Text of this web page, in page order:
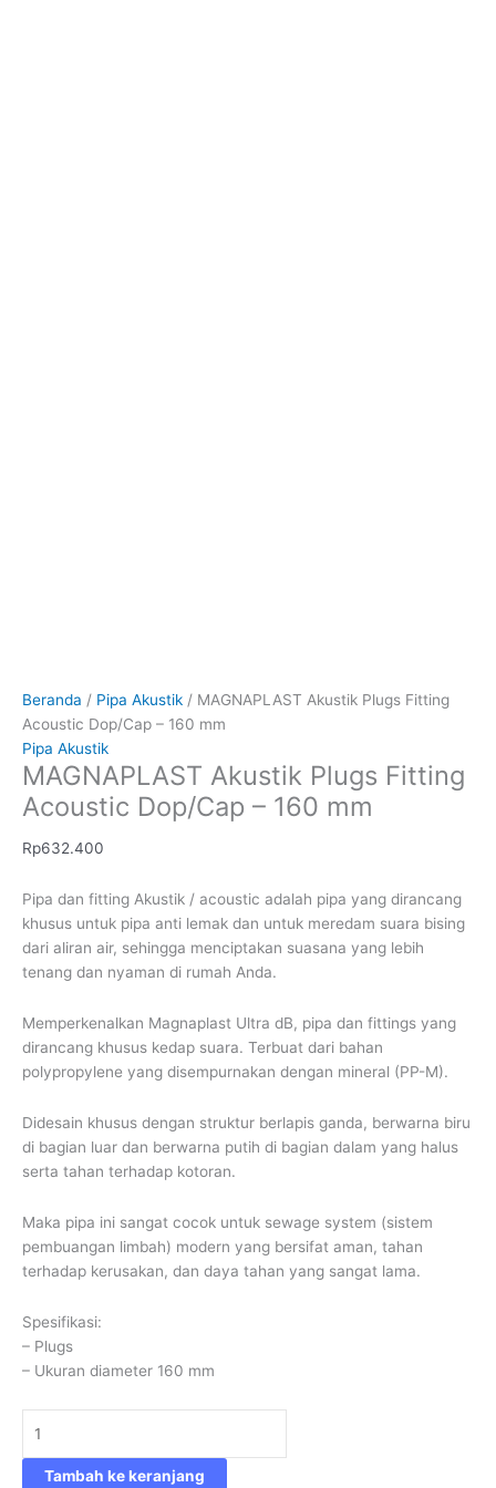
Beranda / Pipa Akustik / MAGNAPLAST Akustik Plugs Fitting
Acoustic Dop/Cap – 160 mm
Pipa Akustik
MAGNAPLAST Akustik Plugs Fitting
Acoustic Dop/Cap – 160 mm
Rp632.400
Pipa dan fitting Akustik / acoustic adalah pipa yang dirancang
khusus untuk pipa anti lemak dan untuk meredam suara bising
dari aliran air, sehingga menciptakan suasana yang lebih
tenang dan nyaman di rumah Anda.
Memperkenalkan Magnaplast Ultra dB, pipa dan fittings yang
dirancang khusus kedap suara. Terbuat dari bahan
polypropylene yang disempurnakan dengan mineral (PP-M).
Didesain khusus dengan struktur berlapis ganda, berwarna biru
di bagian luar dan berwarna putih di bagian dalam yang halus
serta tahan terhadap kotoran.
Maka pipa ini sangat cocok untuk sewage system (sistem
pembuangan limbah) modern yang bersifat aman, tahan
terhadap kerusakan, dan daya tahan yang sangat lama.
Spesifikasi:
– Plugs
– Ukuran diameter 160 mm
Tambah ke keranjang